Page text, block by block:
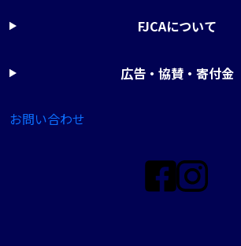
FJCAについて
広告・協賛・寄付金
お問い合わせ